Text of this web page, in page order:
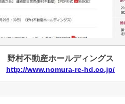
野村不動産ホールディングス
http://www.nomura-re-hd.co.jp/